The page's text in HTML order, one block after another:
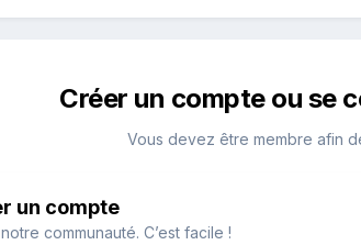
Créer un compte ou se
Vous devez être membre afin
un compte
communauté. C’est facile !